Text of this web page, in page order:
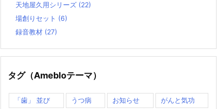
天地屋久用シリーズ (22)
場創りセット (6)
録音教材 (27)
タグ（Amebloテーマ）
「歯」 並び うつ病 お知らせ がんと気功